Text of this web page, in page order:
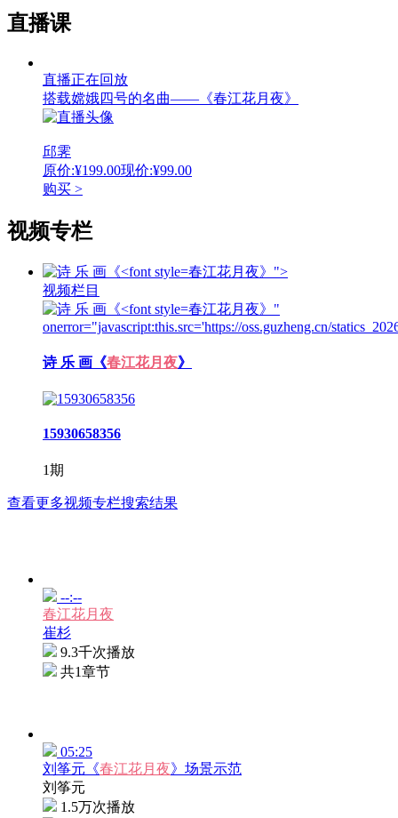
直播课
直播正在回放
搭载嫦娥四号的名曲——《春江花月夜》
邱霁
原价:¥199.00现价:¥99.00
购买 >
视频专栏
春江花月夜》">
视频栏目
春江花月夜》"
onerror="javascript:this.src='https://oss.guzheng.cn/
诗 乐 画《春江花月夜》
15930658356
1期
查看更多视频专栏搜索结果
--:--
春江花月夜
崔杉
9.3千次播放
共1章节
05:25
刘筝元《春江花月夜》场景示范
刘筝元
1.5万次播放